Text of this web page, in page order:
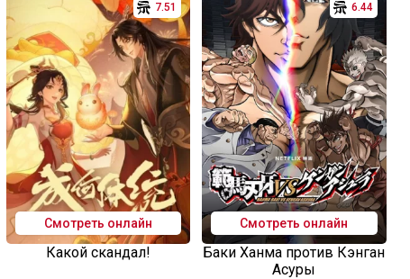
7.51
Смотреть онлайн
Какой скандал!
6.44
Смотреть онлайн
Баки Ханма против Кэнган
Асуры